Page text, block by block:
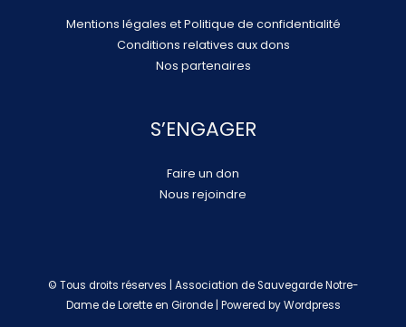
Mentions légales et Politique de confidentialité
Conditions relatives aux dons
Nos partenaires
S’ENGAGER
Faire un don
Nous rejoindre
© Tous droits réserves | Association de Sauvegarde Notre-
Dame de Lorette en Gironde | Powered by Wordpress